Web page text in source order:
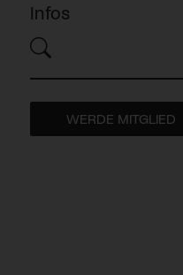
Infos
WERDE MITGLIED